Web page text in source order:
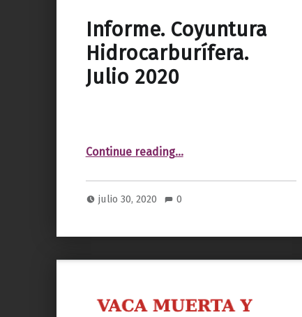
Informe. Coyuntura
Hidrocarburífera.
Julio 2020
Continue reading“Informe. Coyuntura Hidrocarburífera. Julio 2020”
…
julio 30, 2020 0